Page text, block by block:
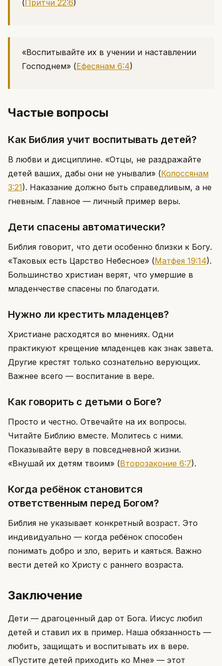
( Притчи 22:6)
«Воспитывайте их в учении и наставлении
Господнем» (Ефесянам 6:4)
Частые вопросы
Как Библия учит воспитывать детей?
В любви и дисциплине. «Отцы, не раздражайте
детей ваших, дабы они не унывали» (Колоссянам
3:21). Наказание должно быть справедливым, а не
гневным. Главное — личный пример веры.
Дети спасены автоматически?
Библия говорит, что дети особенно близки к Богу.
«Таковых есть Царство Небесное» (Матфея 19:14).
Большинство христиан верят, что умершие в
младенчестве спасены по благодати.
Нужно ли крестить младенцев?
Христиане расходятся во мнениях. Одни
практикуют крещение младенцев как знак завета.
Другие крестят только сознательно верующих.
Важнее всего — воспитание в вере.
Как говорить с детьми о Боге?
Просто и честно. Отвечайте на их вопросы.
Читайте Библию вместе. Молитесь с ними.
Показывайте веру в повседневной жизни.
«Внушай их детям твоим» (Второзаконие 6:7).
Когда ребёнок становится
ответственным перед Богом?
Библия не указывает конкретный возраст. Это
индивидуально — когда ребёнок способен
понимать добро и зло, верить и каяться. Важно
вести детей ко Христу с раннего возраста.
Заключение
Дети — драгоценный дар от Бога. Иисус любил
детей и ставил их в пример. Наша обязанность —
любить, защищать и воспитывать их в вере.
«Пустите детей приходить ко Мне» — этот